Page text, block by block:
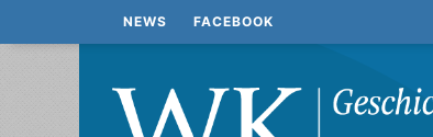
NEWS FACEBOOK